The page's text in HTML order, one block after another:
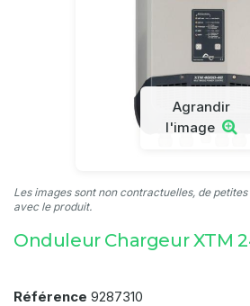
Agrandir
l'image
Les images sont non contractuelles, de
avec le produit.
Onduleur Chargeur XTM
Référence 9287310